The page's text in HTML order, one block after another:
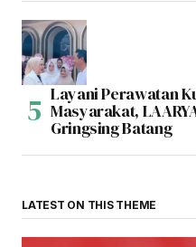
Layani Perawatan
Masyarakat,
Gringsing Batang
LATEST ON THIS THEME